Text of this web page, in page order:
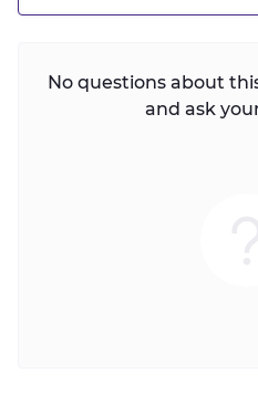
No questions about
and ask